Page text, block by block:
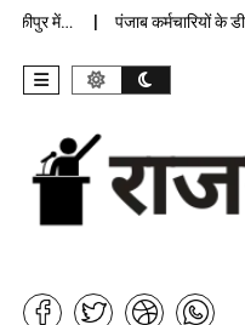
में… पंजाब कर्मचारियों के डीए